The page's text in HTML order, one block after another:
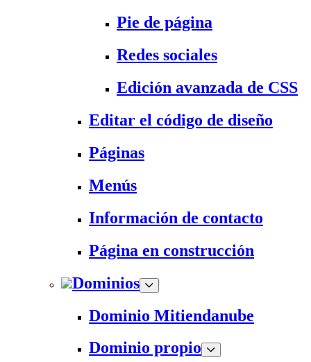
Pie de página
Redes sociales
Edición avanzada de CSS
Editar el código de diseño
Páginas
Menús
Información de contacto
Página en construcción
Dominios
Dominio Mitiendanube
Dominio propio